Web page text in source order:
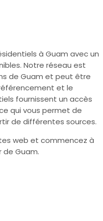
à Guam avec un
Notre réseau est
de Guam et peut être
et le
fournissent un accès
qui vous permet de
de différentes sources.
web et commencez à
Guam.